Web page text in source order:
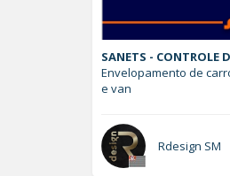
SANETS - CONTROLE
Envelopamento de
e van
Rdesign SM